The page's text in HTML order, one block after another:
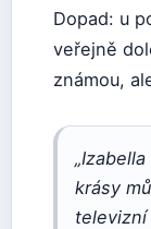
Dopad: u
veřejně
známou,
krásy
televizní